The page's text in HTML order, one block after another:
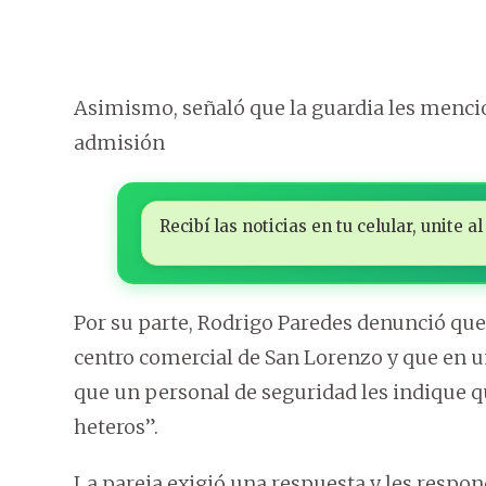
Asimismo, señaló que la guardia les
admisión
Recibí las noticias en tu celular, unite
Por su parte, Rodrigo Paredes denunció
centro comercial de San Lorenzo y que en
que un personal de seguridad les indique
heteros”.